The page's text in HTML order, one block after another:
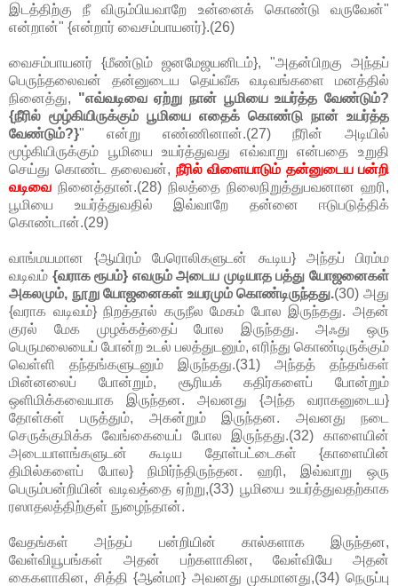
இடத்திற்கு நீ விரும்பியவாறே உன்னைக் கொண்டு வருவேன்"
என்றான்" {என்றார் வைசம்பாயனர்}.(26)
வைசம்பாயனர் {மீண்டும் ஜனமேஜயனிடம்}, "அதன்பிறகு அந்தப்
பெருந்தலைவன் தன்னுடைய தெய்வீக வடிவங்களை மனத்தில்
நினைத்து, "எவ்வடிவை ஏற்று நான் பூமியை உயர்த்த வேண்டும்?
{நீரில் மூழ்கியிருக்கும் பூமியை எதைக் கொண்டு நான் உயர்த்த
வேண்டும்?}" என்று எண்ணினான்.(27) நீரின் அடியில்
மூழ்கியிருக்கும் பூமியை உயர்த்துவது எவ்வாறு என்பதை உறுதி
செய்து கொண்ட தலைவன், நீரில் விளையாடும் தன்னுடைய பன்றி
வடிவை நினைத்தான்.(28) நிலத்தை நிலைநிறுத்துபவனான ஹரி,
பூமியை உயர்த்துவதில் இவ்வாறே தன்னை ஈடுபடுத்திக்
கொண்டான்.(29)
வாங்மயமான {ஆயிரம் பேரொலிகளுடன் கூடிய} அந்தப் பிரம்ம
வடிவம் {வராக ரூபம்} எவரும் அடைய முடியாத பத்து யோஜனைகள்
அகலமும், நூறு யோஜனைகள் உயரமும் கொண்டிருந்தது.(30) அது
{வராக வடிவம்} நிறத்தால் கருநீல மேகம் போல இருந்தது. அதன்
குரல் மேக முழக்கத்தைப் போல இருந்தது. அஃது ஒரு
பெருமலையைப் போன்ற உடல் பலத்துடனும், எரிந்து கொண்டிருக்கும்
வெள்ளி தந்தங்களுடனும் இருந்தது.(31) அந்தத் தந்தங்கள்
மின்னலைப் போன்றும், சூரியக் கதிர்களைப் போன்றும்
ஒளிமிக்கவையாக இருந்தன. அவனது {அந்த வராகனுடைய}
தோள்கள் பருத்தும், அகன்றும் இருந்தன. அவனது நடை
செருக்குமிக்க வேங்கையைப் போல இருந்தது.(32) காளையின்
அடையாளங்களுடன் கூடிய தோள்பட்டைகள் {காளையின்
திமில்களைப் போல} நிமிர்ந்திருந்தன. ஹரி, இவ்வாறு ஒரு
பெரும்பன்றியின் வடிவத்தை ஏற்று,(33) பூமியை உயர்த்துவதற்காக
ரஸாதலத்திற்குள் நுழைந்தான்.
வேதங்கள் அந்தப் பன்றியின் கால்களாக இருந்தன,
வேள்வியூபங்கள் அதன் பற்களாகின, வேள்வியே அதன்
கைகளாகின, சித்தி {ஆன்மா} அவனது முகமானது,(34) நெருப்பு